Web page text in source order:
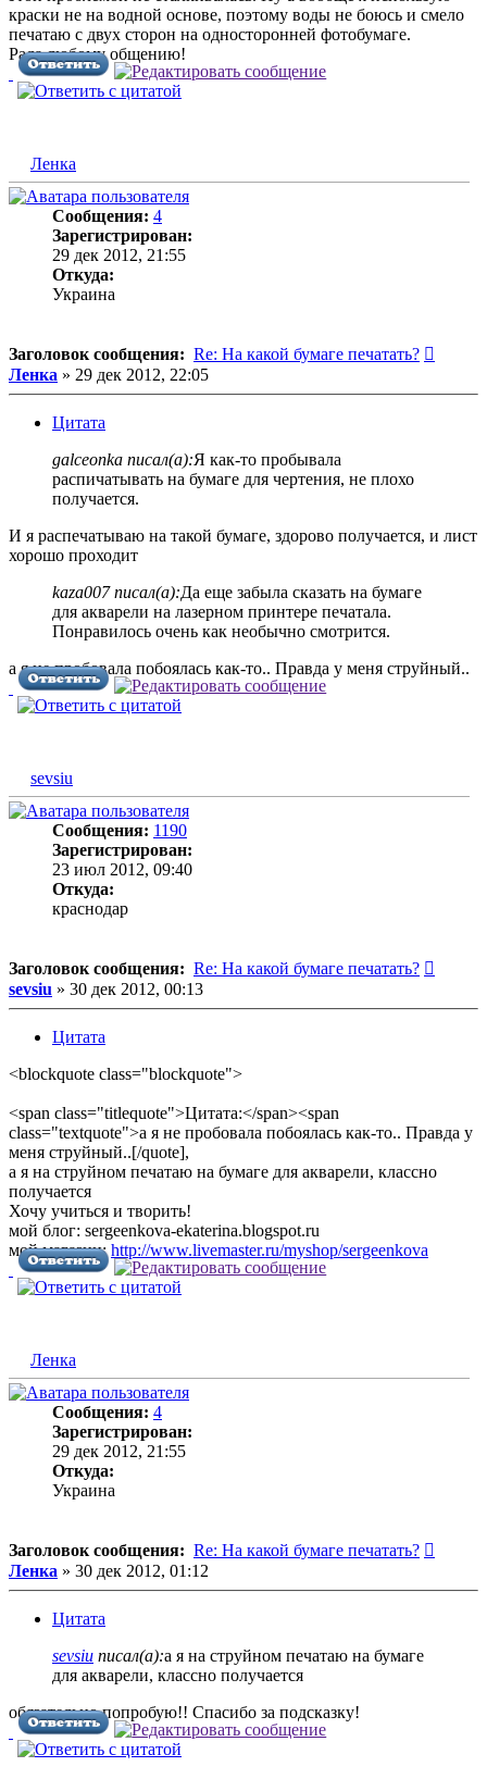
краски не на водной основе, поэтому воды не боюсь и смело
печатаю с двух сторон на односторонней фотобумаге.
Рада любому общению!
Ленка
Сообщения: 4
Зарегистрирован:
29 дек 2012, 21:55
Откуда:
Украина
Заголовок сообщения: Re: На какой бумаге печатать?
Ленка » 29 дек 2012, 22:05
Цитата
galceonka писал(а):Я как-то пробывала
распичатывать на бумаге для чертения, не плохо
получается.
И я распечатываю на такой бумаге, здорово получается, и лист
хорошо проходит
kaza007 писал(а):Да еще забыла сказать на бумаге
для акварели на лазерном принтере печатала.
Понравилось очень как необычно смотрится.
а я не пробовала побоялась как-то.. Правда у меня струйный..
sevsiu
Сообщения: 1190
Зарегистрирован:
23 июл 2012, 09:40
Откуда:
краснодар
Заголовок сообщения: Re: На какой бумаге печатать?
sevsiu » 30 дек 2012, 00:13
Цитата
<blockquote class="blockquote">
<span class="titlequote">Цитата:</span><span
class="textquote">а я не пробовала побоялась как-то.. Правда у
меня струйный..[/quote],
а я на струйном печатаю на бумаге для акварели, классно
получается
Хочу учиться и творить!
мой блог: sergeenkova-ekaterina.blogspot.ru
мой магазин:http://www.livemaster.ru/myshop/sergeenkova
Ленка
Сообщения: 4
Зарегистрирован:
29 дек 2012, 21:55
Откуда:
Украина
Заголовок сообщения: Re: На какой бумаге печатать?
Ленка » 30 дек 2012, 01:12
Цитата
sevsiu писал(а):а я на струйном печатаю на бумаге
для акварели, классно получается
обязательно попробую!! Спасибо за подсказку!